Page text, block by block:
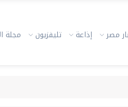
مصر إذاعة تليفزيون مجلة